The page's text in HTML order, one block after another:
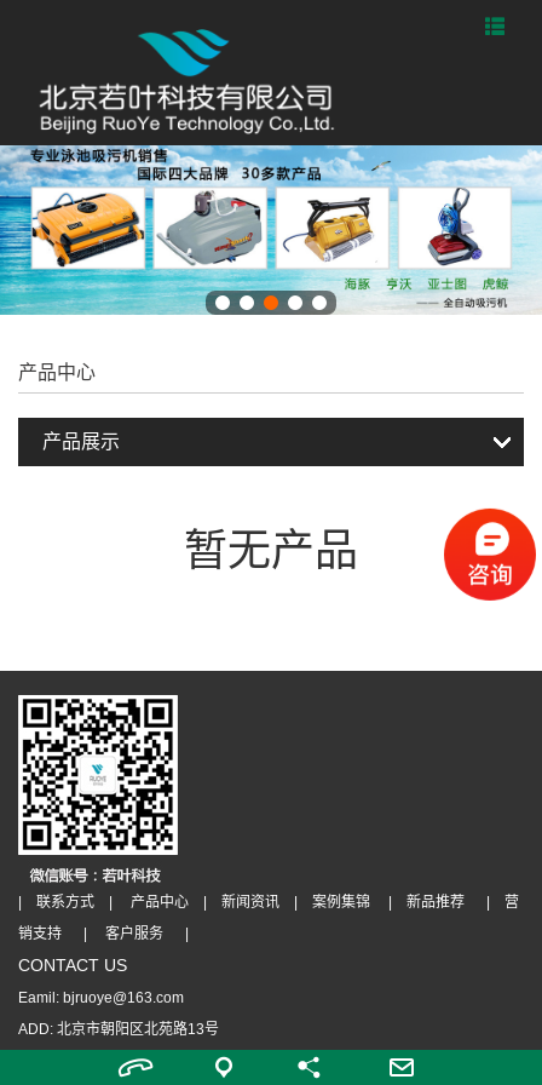
产品中心
产品展示
暂无产品
| 联系方式 | 产品中心 | 新闻资讯 | 案例集锦 | 新品推荐 |
营
销支持 |
客户服务 |
CONTACT US
Eamil: bjruoye@163.com
ADD: 北京市朝阳区北苑路13号
版权所有 Copyright(C)2009-2026
京ICP备11017508号-1